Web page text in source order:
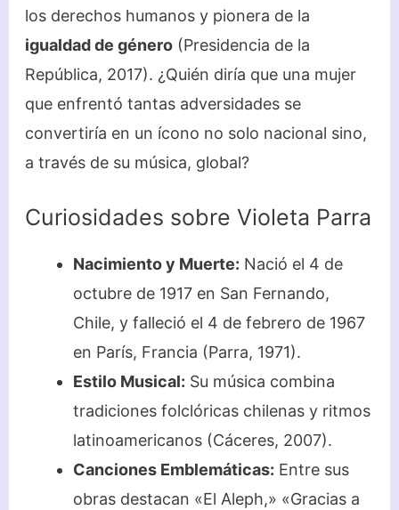
los derechos humanos y pionera de la
igualdad de género(Presidencia de la
República, 2017). ¿Quién diría que una mujer
que enfrentó tantas adversidades se
convertiría en un ícono no solo nacional sino,
a través de su música, global?
Curiosidades sobre Violeta Parra
Nacimiento y Muerte: Nació el 4 de
octubre de 1917 en San Fernando,
Chile, y falleció el 4 de febrero de 1967
en París, Francia (Parra, 1971).
Estilo Musical: Su música combina
tradiciones folclóricas chilenas y ritmos
latinoamericanos (Cáceres, 2007).
Canciones Emblemáticas: Entre sus
obras destacan «El Aleph,» «Gracias a